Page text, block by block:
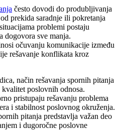
često dovodi do produbljivanja
prekida saradnje ili pokretanja
problemi postaju
dogovora sve manja.
očuvanju komunikacije između
rešavanje konflikata kroz
način rešavanja spornih pitanja
poslovnih odnosa.
pristupaju rešavanju problema
i stabilnost poslovnog okruženja.
pitanja predstavlja važan deo
i dugoročne poslovne